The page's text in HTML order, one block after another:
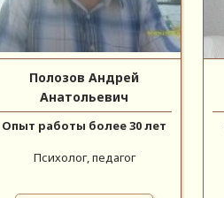
Полозов Андрей
Анатольевич
Опыт работы более 30 лет
Психолог, педагог